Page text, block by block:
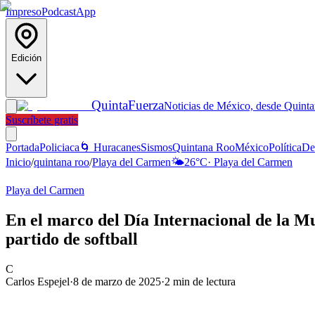
ImpresoPodcastApp
Edición
QuintaFuerzaNoticias de México, desde
Suscríbete gratis
PortadaPoliciaca 🌀 HuracanesSismosQuintana RooMéxicoPolítica
Inicio/quintana roo/Playa del Carmen🌤️26°C· Playa del Carmen
Playa del Carmen
En el marco del Día Internacional de la
partido de softball
C
Carlos Espejel·8 de marzo de 2025·2 min de lectura